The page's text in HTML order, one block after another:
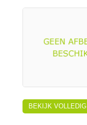
BEKIJK